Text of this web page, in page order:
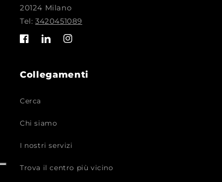
20124 Milano
Tel:3420451089
FacebookTranslationInstagram
Collegamenti
Cerca
Chi siamo
I nostri servizi
Trova il centro più vicino